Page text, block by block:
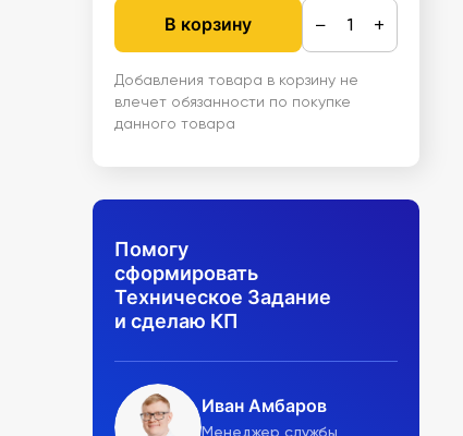
В корзину − +
Добавления товара в корзину не
влечет обязанности по покупке
данного товара
Помогу
сформировать
Техническое Задание
и сделаю КП
Иван Амбаров
Менеджер службы